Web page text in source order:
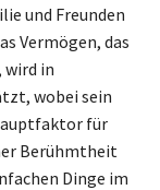
und Freunden
Vermögen, das
wird in
wobei sein
für
Berühmtheit
Dinge im